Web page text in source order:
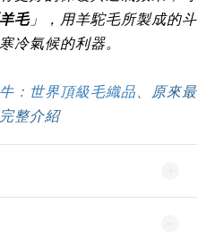
毛」，用羊駝毛所製成的斗
冷氣候的利器。
：世界頂級毛織品
原來最
整介紹